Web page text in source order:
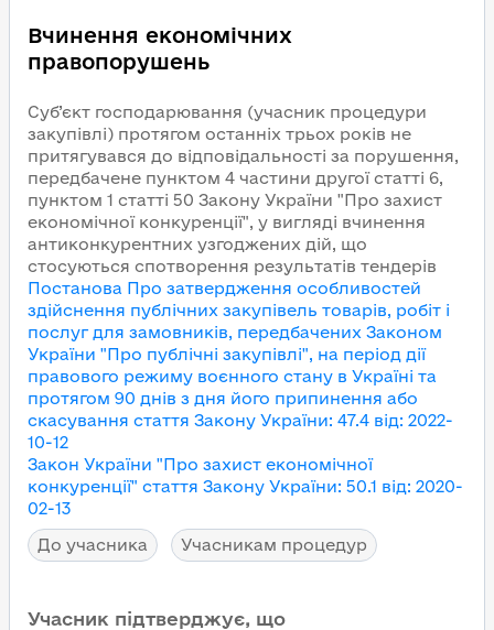
Вчинення економічних
правопорушень
Суб’єкт господарювання (учасник процедури
закупівлі) протягом останніх трьох років не
притягувався до відповідальності за порушення,
передбачене пунктом 4 частини другої статті 6,
пунктом 1 статті 50 Закону України "Про захист
економічної конкуренції", у вигляді вчинення
антиконкурентних узгоджених дій, що
стосуються спотворення результатів тендерів
Постанова Про затвердження особливостей
здійснення публічних закупівель товарів, робіт і
послуг для замовників, передбачених Законом
України "Про публічні закупівлі", на період дії
правового режиму воєнного стану в Україні та
протягом 90 днів з дня його припинення або
скасування стаття Закону України: 47.4 від: 2022-
10-12
Закон України "Про захист економічної
конкуренції" стаття Закону України: 50.1 від: 2020-
02-13
До учасника
Учасникам процедур
Учасник підтверджує, що